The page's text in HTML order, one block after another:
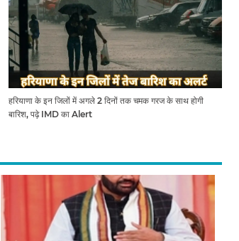
हरियाणा के इन जिलों में अगले 2 दिनों तक चमक गरज के साथ होगी
बारिश, पढ़े IMD का Alert